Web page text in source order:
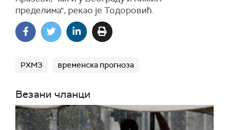
пределима", рекао је Тодоровић.
РХМЗ временска прогноза
Везани чланци